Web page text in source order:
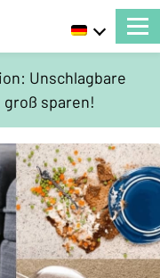
Unschlagbare
sparen!